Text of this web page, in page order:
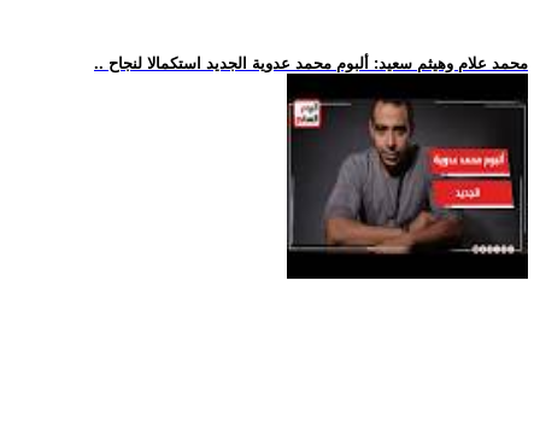
.. محمد علام وهيثم سعيد: ألبوم محمد عدوية الجديد استكمالا لنجاح